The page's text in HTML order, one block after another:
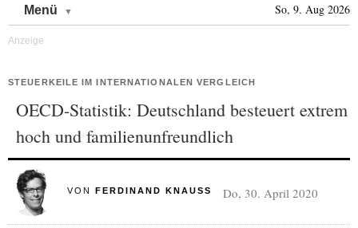
Menü So, 9. Aug 2026
STEUERKEILE IM INTERNATIONALEN VERGLEICH
OECD-Statistik: Deutschland besteuert extrem
hoch und familienunfreundlich
VON FERDINAND KNAUSS Do, 30. April 2020